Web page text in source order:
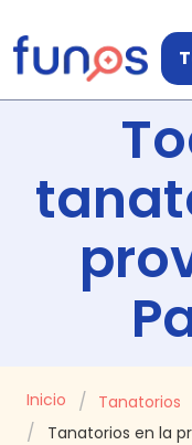
Inicio
Tanatorios
Tanatorios en la